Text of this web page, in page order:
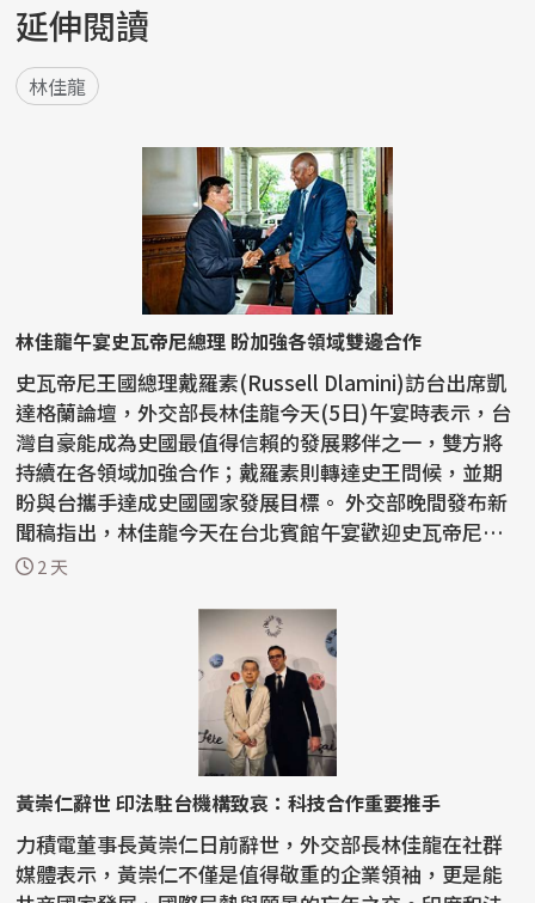
延伸閱讀
林佳龍
林佳龍午宴史瓦帝尼總理 盼加強各領域雙邊合作
史瓦帝尼王國總理戴羅素(Russell Dlamini)訪台出席凱
達格蘭論壇，外交部長林佳龍今天(5日)午宴時表示，台
灣自豪能成為史國最值得信賴的發展夥伴之一，雙方將
持續在各領域加強合作；戴羅素則轉達史王問候，並期
盼與台攜手達成史國國家發展目標。 外交部晚間發布新
聞稿指出，林佳龍今天在台北賓館午宴歡迎史瓦帝尼王
國...2 天
黃崇仁辭世 印法駐台機構致哀：科技合作重要推手
力積電董事長黃崇仁日前辭世，外交部長林佳龍在社群
媒體表示，黃崇仁不僅是值得敬重的企業領袖，更是能